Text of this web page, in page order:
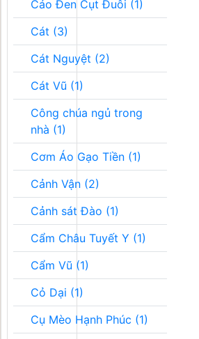
Cáo Đen Cụt Đuôi (1)
Cát (3)
Cát Nguyệt (2)
Cát Vũ (1)
Công chúa ngủ trong
nhà (1)
Cơm Áo Gạo Tiền (1)
Cảnh Vận (2)
Cảnh sát Đào (1)
Cẩm Châu Tuyết Y (1)
Cẩm Vũ (1)
Cỏ Dại (1)
Cụ Mèo Hạnh Phúc (1)